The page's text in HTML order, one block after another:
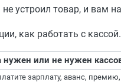
устроил товар, и вам
как работать с кассой.
нужен или не нужен
зарплату, аванс,